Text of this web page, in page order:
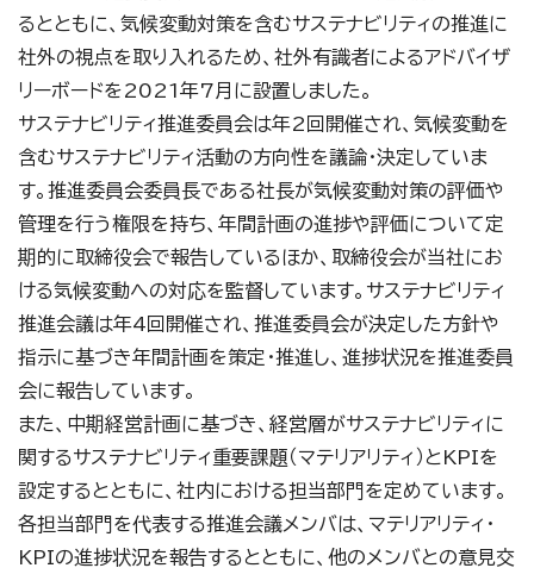
るとともに、気候変動対策を含むサステナビリティの推進に
社外の視点を取り入れるため、社外有識者によるアドバイザ
リーボードを2021年7月に設置しました。
サステナビリティ推進委員会は年2回開催され、気候変動を
含むサステナビリティ活動の方向性を議論・決定していま
す。推進委員会委員長である社長が気候変動対策の評価や
管理を行う権限を持ち、年間計画の進捗や評価について定
期的に取締役会で報告しているほか、取締役会が当社にお
ける気候変動への対応を監督しています。サステナビリティ
推進会議は年4回開催され、推進委員会が決定した方針や
指示に基づき年間計画を策定・推進し、進捗状況を推進委員
会に報告しています。
また、中期経営計画に基づき、経営層がサステナビリティに
関するサステナビリティ重要課題（マテリアリティ）とKPIを
設定するとともに、社内における担当部門を定めています。
各担当部門を代表する推進会議メンバは、マテリアリティ・
KPIの進捗状況を報告するとともに、他のメンバとの意見交